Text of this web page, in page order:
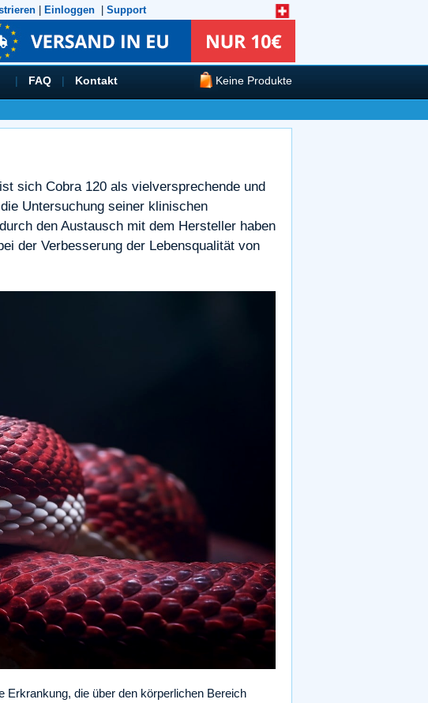
Einloggen Support
| FAQ | Kontakt Keine Produkte
sich Cobra 120 als vielversprechende und
Untersuchung seiner klinischen
den Austausch mit dem Hersteller haben
der Verbesserung der Lebensqualität von
Erkrankung, die über den körperlichen Bereich